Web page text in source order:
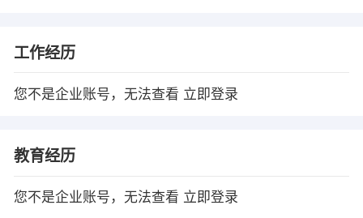
工作经历
您不是企业账号，无法查看 立即登录
教育经历
您不是企业账号，无法查看 立即登录